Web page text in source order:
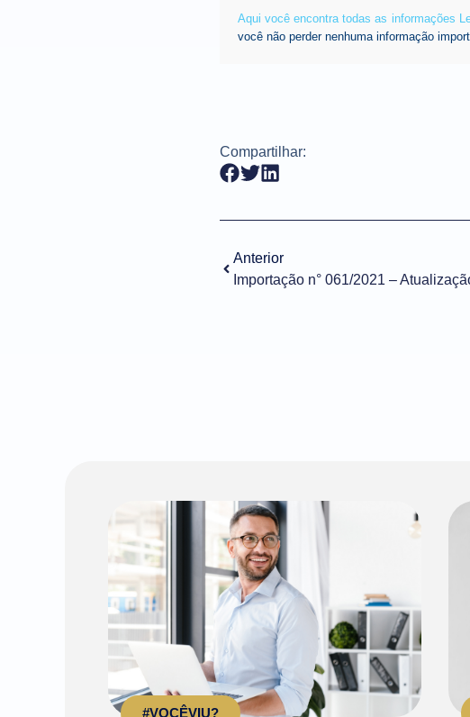
Aqui você encontra todas as informações
você não perder nenhuma informação
Compartilhar:
Anterior
#VOCÊVIU?